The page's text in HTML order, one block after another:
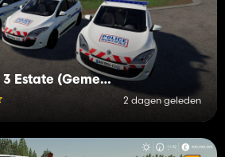
Renault Megane 3 Estate (Gemeentepolitie)
2 dagen geleden